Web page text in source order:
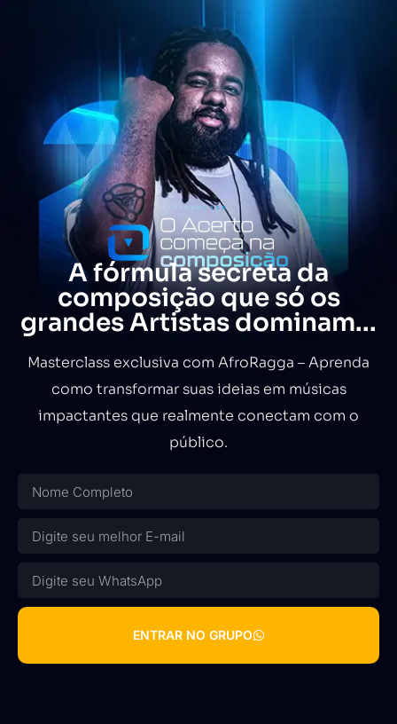
A fórmula secreta da
composição que só os
grandes Artistas dominam...
Masterclass exclusiva com AfroRagga – Aprenda
como transformar suas ideias em músicas
impactantes que realmente conectam com o
público.
ENTRAR NO GRUPO